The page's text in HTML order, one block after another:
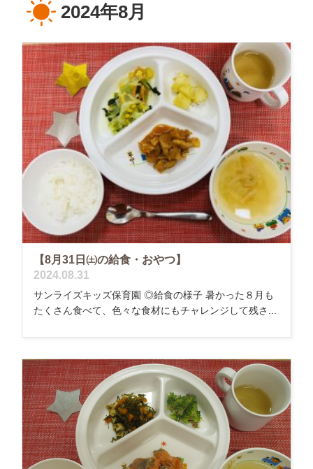
2024年8月
【8月31日㈯の給食・おやつ】
2024.08.31
サンライズキッズ保育園 ◎給食の様子 暑かった８月も
たくさん食べて、色々な食材にもチャレンジして残さ...